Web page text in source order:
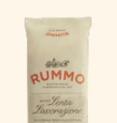
statistieken